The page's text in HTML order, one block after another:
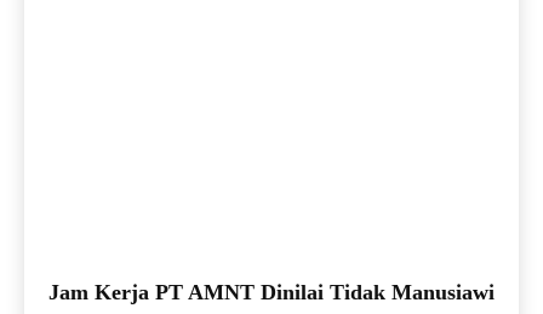
Jam Kerja PT AMNT Dinilai Tidak Manusiawi